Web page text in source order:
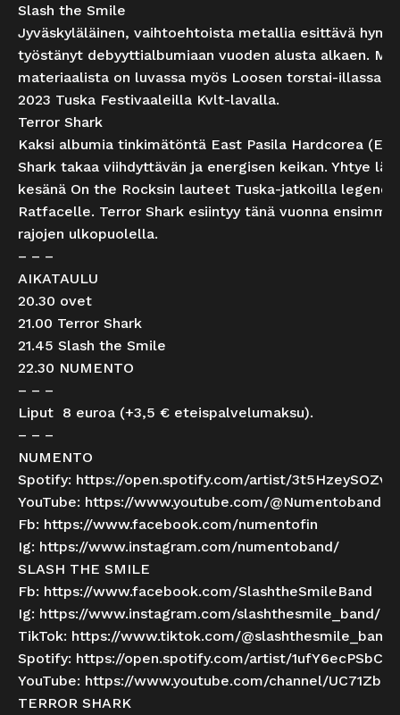
Slash the Smile
Jyväskyläläinen, vaihtoehtoista metallia esittävä
työstänyt debyyttialbumiaan vuoden alusta alkaen.
materiaalista on luvassa myös Loosen torstai-illassa!
2023 Tuska Festivaaleilla Kvlt-lavalla.
Terror Shark
Kaksi albumia tinkimätöntä East Pasila Hardcorea
Shark takaa viihdyttävän ja energisen keikan. Yhtye
kesänä On the Rocksin lauteet Tuska-jatkoilla
Ratfacelle. Terror Shark esiintyy tänä vuonna
rajojen ulkopuolella.
– – –
AIKATAULU
20.30 ovet
21.00 Terror Shark
21.45 Slash the Smile
22.30 NUMENTO
– – –
Liput 8 euroa (+3,5 € eteispalvelumaksu).
– – –
NUMENTO
Spotify: https://open.spotify.com/artist/
YouTube: https://www.youtube.com/@Numentoband
Fb: https://www.facebook.com/numentofin
Ig: https://www.instagram.com/numentoband/
SLASH THE SMILE
Fb: https://www.facebook.com/SlashtheSmileBand
Ig: https://www.instagram.com/slashthesmile_band/
TikTok: https://www.tiktok.com/@slashthesmile_band
Spotify: https://open.spotify.com/artist/
YouTube: https://www.youtube.com/channel/
TERROR SHARK